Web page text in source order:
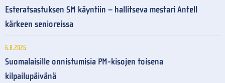
Esteratsastuksen SM käyntiin – hallitseva mestari Antell
kärkeen senioreissa
6.8.2026
Suomalaisille onnistumisia PM-kisojen toisena
kilpailupäivänä